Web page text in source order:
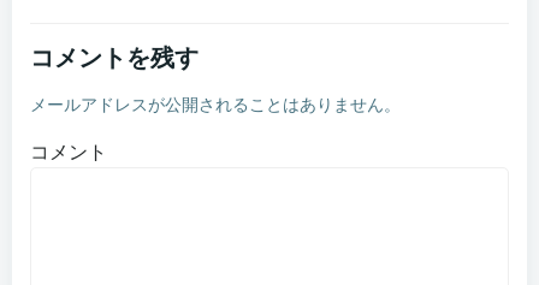
ビ
ゲ
コメントを残す
メールアドレスが公開されることはありません。
コメント